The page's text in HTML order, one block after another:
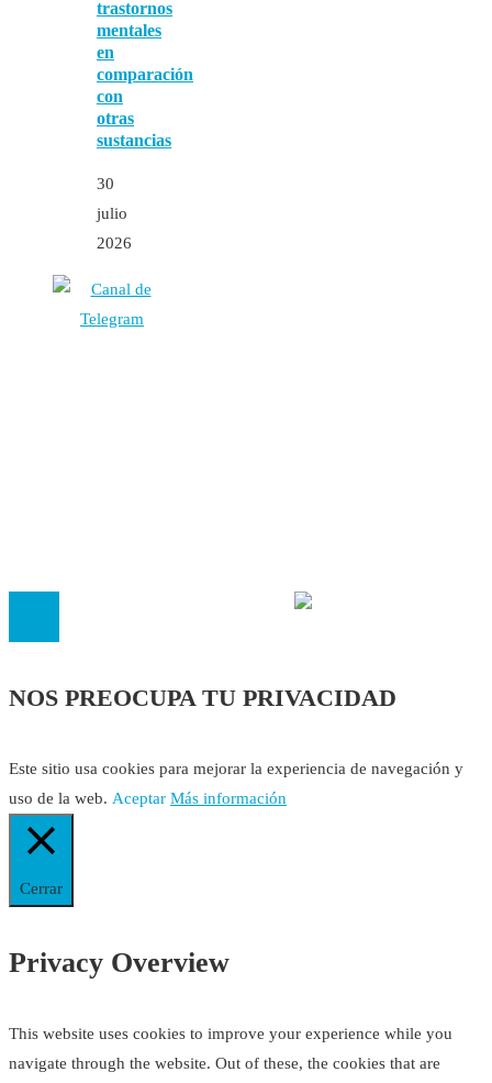
trastornos
mentales
en
comparación
con
otras
sustancias
30
julio
2026
NOS PREOCUPA TU PRIVACIDAD
Este sitio usa cookies para mejorar la experiencia de navegación y
uso de la web. Aceptar Más información
Cerrar
Privacy Overview
This website uses cookies to improve your experience while you
navigate through the website. Out of these, the cookies that are